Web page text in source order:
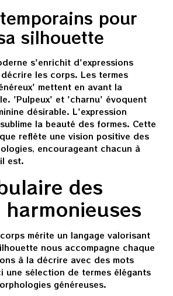
pour
silhouette
s'enrichit d'expressions
les corps. Les termes
mettent en avant la
'Pulpeux' et 'charnu' évoquent
désirable. L'expression
la beauté des formes. Cette
reflète une vision positive des
encourageant chacun à
est.
des
mérite un langage valorisant
nous accompagne chaque
à la décrire avec des mots
une sélection de termes élégants
généreuses.